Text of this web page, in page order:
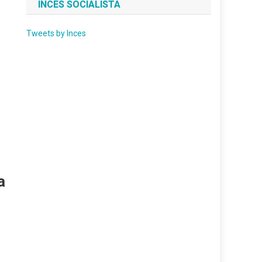
INCES SOCIALISTA
Tweets by Inces